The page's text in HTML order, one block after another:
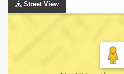
Street View